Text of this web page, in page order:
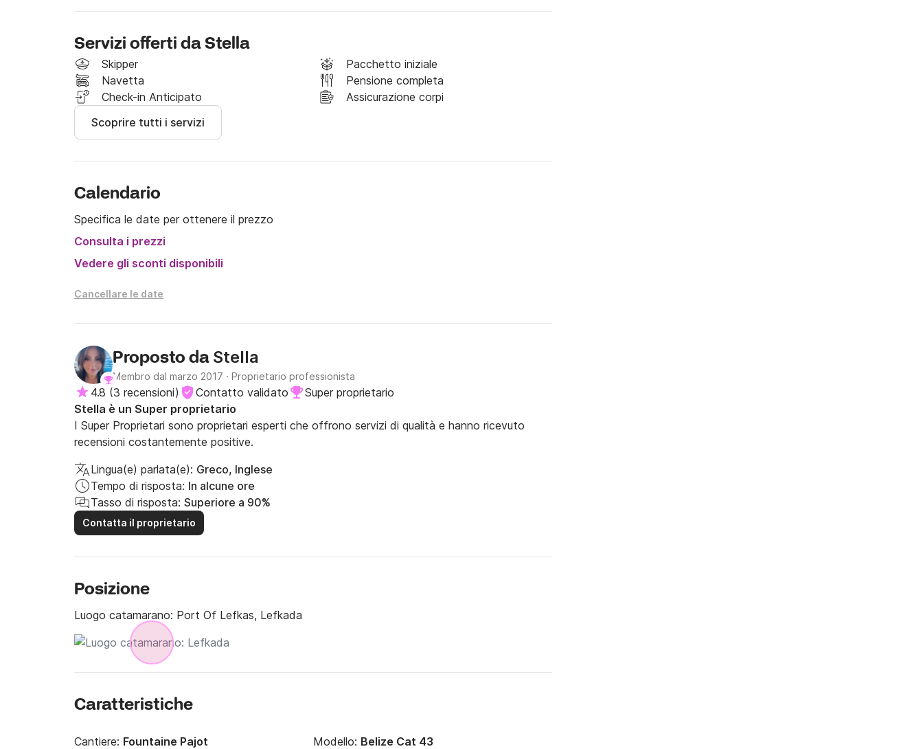
Incluso nel prezzo
- Gas
- Acqua
- Tender
- Tassa portuale per il primo e l'ultimo giorno
Lo yacht deve essere restituito alla base un giorno prima della fine del noleggio (prima del
copertura assicurativa)
Spero di vedervi presto!
Servizi offerti da Stella
Skipper
Pacchetto iniziale
Navetta
Pensione completa
Check-in Anticipato
Assicurazione corpi
Scoprire tutti i servizi
Calendario
Specifica le date per ottenere il prezzo
Consulta i prezzi
Vedere gli sconti disponibili
Cancellare le date
Proposto da Stella
Membro dal marzo 2017 · Proprietario professionista
4.8 (3 recensioni) Contatto validato
Super proprietario
Stella è un Super proprietario
I Super Proprietari sono proprietari esperti che offrono servizi di qualità e hanno ricevuto
recensioni costantemente positive.
Lingua(e) parlata(e): Greco, Inglese
Tempo di risposta: In alcune ore
Tasso di risposta: Superiore a 90%
Contatta il proprietario
Posizione
Luogo catamarano: Port Of Lefkas, Lefkada
Caratteristiche
Cantiere: Fountaine Pajot Modello: Belize Cat 43